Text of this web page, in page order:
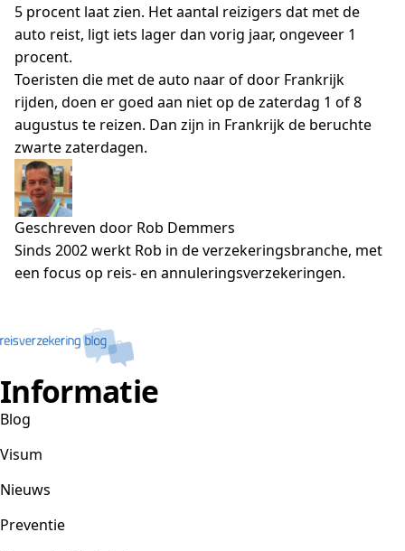
5 procent laat zien. Het aantal reizigers dat met de
auto reist, ligt iets lager dan vorig jaar, ongeveer 1
procent.
Toeristen die met de auto naar of door Frankrijk
rijden, doen er goed aan niet op de zaterdag 1 of 8
augustus te reizen. Dan zijn in Frankrijk de beruchte
zwarte zaterdagen.
Geschreven door Rob Demmers
Sinds 2002 werkt Rob in de verzekeringsbranche, met
een focus op reis- en annuleringsverzekeringen.
Informatie
Blog
Visum
Nieuws
Preventie